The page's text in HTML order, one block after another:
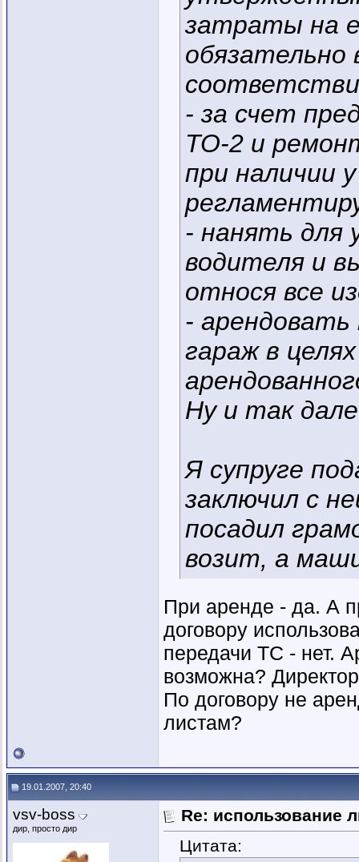
затраты на
обязательно
- за счет
ТО-2 и
при наличии
- нанять для
водителя и
относя все
- арендовать
гараж в
Ну и так
Я супруге
заключил с
посадил
возит, а
При аренде - да. А
договору
передачи ТС - нет.
возможна?
По договору не
листам?
19.01.2007, 20:40
vsv-boss
дир, просто дир
Re: использование
Цитата: